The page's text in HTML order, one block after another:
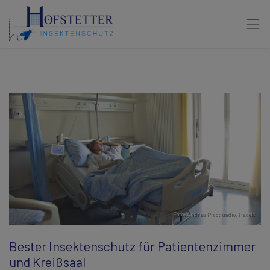
Foto:Andrea Piacquadio, Pexels
Bester Insektenschutz für Patientenzimmer
und Kreißsaal